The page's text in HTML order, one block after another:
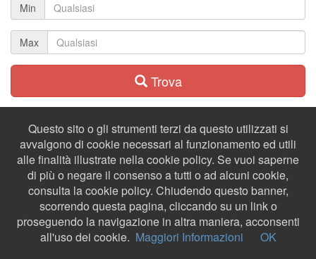
Min
Max
Trova
Questo sito o gli strumenti terzi da questo utilizzati si
avvalgono di cookie necessari al funzionamento ed utili
alle finalità illustrate nella cookie policy. Se vuoi saperne
di più o negare il consenso a tutti o ad alcuni cookie,
consulta la cookie policy. Chiudendo questo banner,
scorrendo questa pagina, cliccando su un link o
proseguendo la navigazione in altra maniera, acconsenti
all'uso dei cookie. Maggiori Informazioni OK